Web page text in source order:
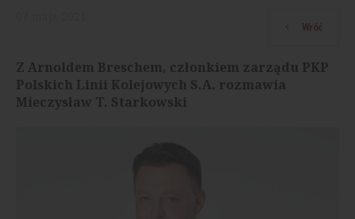
Wróć
Z Arnoldem Breschem, członkiem zarządu PKP
Polskich Linii Kolejowych S.A. rozmawia
Mieczysław T. Starkowski